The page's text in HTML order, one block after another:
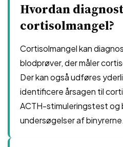
Hvordan
cortisolmangel?
Cortisolmangel kan
blodprøver, der måler
Der kan også udføres
identificere årsagen til
ACTH-stimuleringstest og
undersøgelser af binyrerne.